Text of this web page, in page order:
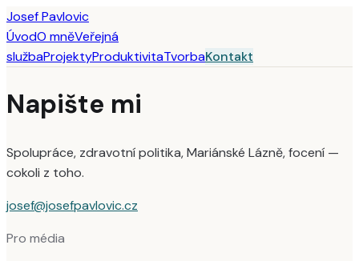
Josef Pavlovic
ÚvodO mněVeřejná
službaProjektyProduktivitaTvorbaKontakt
Napište mi
Spolupráce, zdravotní politika, Mariánské Lázně, focení —
cokoli z toho.
josef@josefpavlovic.cz
Pro média